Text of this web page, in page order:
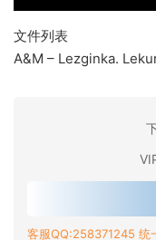
文件列表
A&M – Lezginka.
客服QQ:258371245